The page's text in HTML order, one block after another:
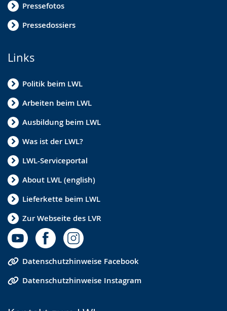
Pressefotos
Pressedossiers
Links
Politik beim LWL
Arbeiten beim LWL
Ausbildung beim LWL
Was ist der LWL?
LWL-Serviceportal
About LWL (english)
Lieferkette beim LWL
Zur Webseite des LVR
Datenschutzhinweise Facebook
Datenschutzhinweise Instagram